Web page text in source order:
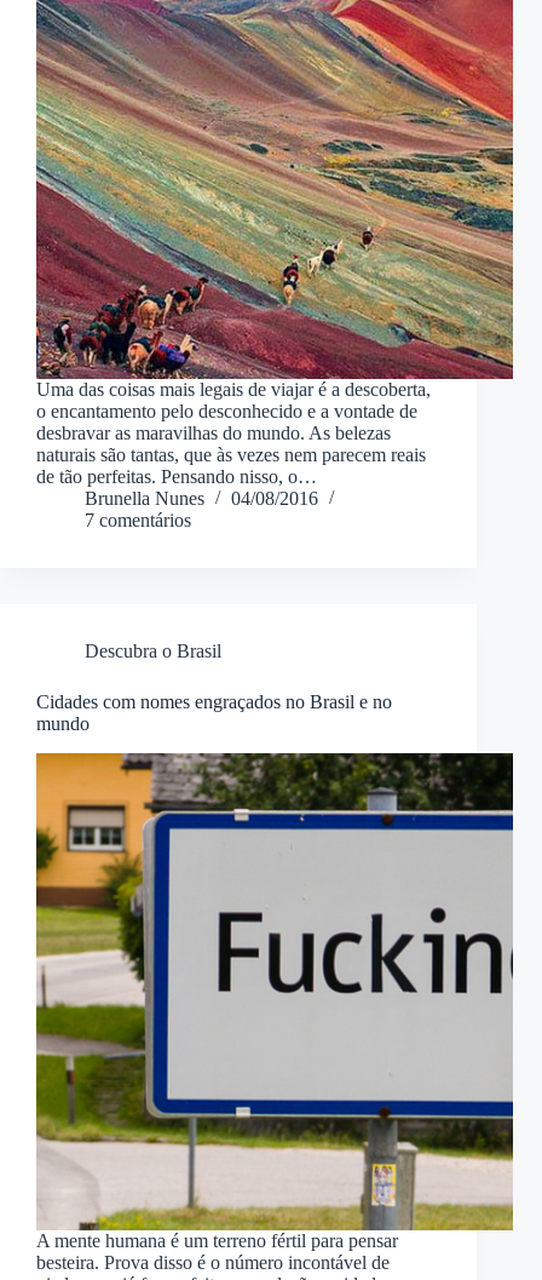
Uma das coisas mais legais de viajar é a descoberta,
o encantamento pelo desconhecido e a vontade de
desbravar as maravilhas do mundo. As belezas
naturais são tantas, que às vezes nem parecem reais
de tão perfeitas. Pensando nisso, o…
Brunella Nunes
04/08/2016
7 comentários
Descubra o Brasil
Cidades com nomes engraçados no Brasil e no
mundo
A mente humana é um terreno fértil para pensar
besteira. Prova disso é o número incontável de